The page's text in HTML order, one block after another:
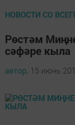
НОВОСТИ СО
Рөстәм
сәфәре кыла
автор, 15 июнь